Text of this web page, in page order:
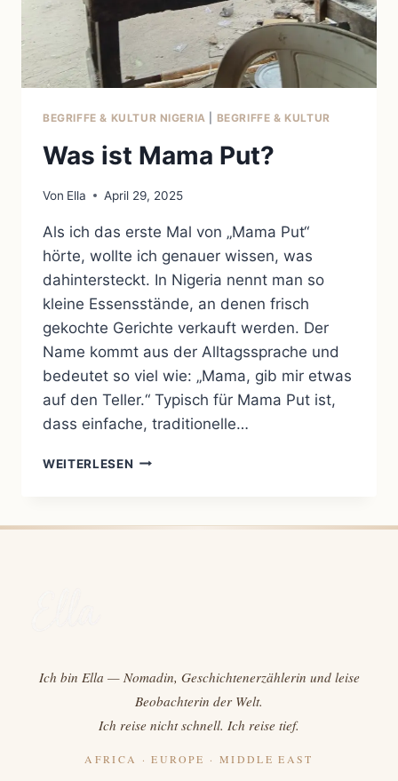
BEGRIFFE & KULTUR NIGERIA BEGRIFFE & KULTUR
Was ist Mama Put?
Von Ella April 29, 2025
Als ich das erste Mal von „Mama Put“
hörte, wollte ich genauer wissen, was
dahintersteckt. In Nigeria nennt man so
kleine Essensstände, an denen frisch
gekochte Gerichte verkauft werden. Der
Name kommt aus der Alltagssprache und
bedeutet so viel wie: „Mama, gib mir etwas
auf den Teller.“ Typisch für Mama Put ist,
dass einfache, traditionelle…
WEITERLESEN WAS
Ich bin Ella — Nomadin, Geschichtenerzählerin und leise
Beobachterin der Welt.
Ich reise nicht schnell. Ich reise tief.
AFRICA · EUROPE · MIDDLE EAST